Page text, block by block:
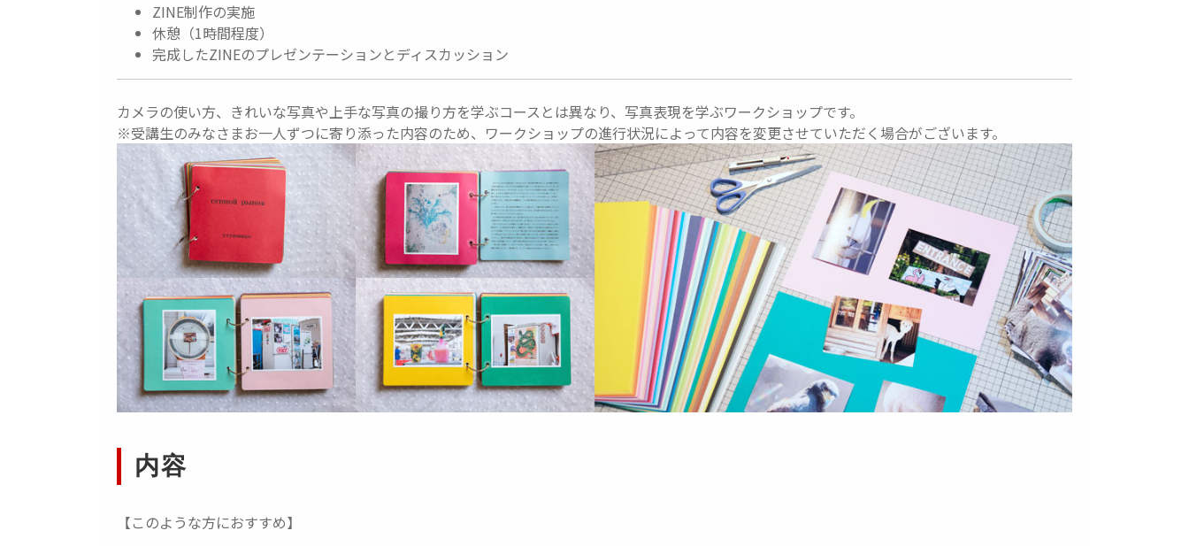
ZINE制作の実施
休憩（1時間程度）
完成したZINEのプレゼンテーションとディスカッション
カメラの使い方、きれいな写真や上手な写真の撮り方を学ぶコースとは異なり、写真表現を学ぶワークショップです。
※受講生のみなさまお一人ずつに寄り添った内容のため、ワークショップの進行状況によって内容を変更させていただく場合がございます。
内容
【このような方におすすめ】